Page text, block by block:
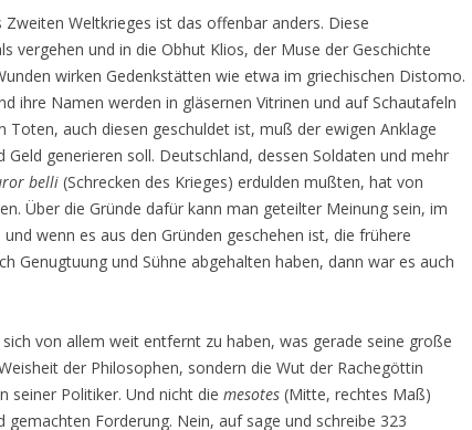
Weltkrieges ist das offenbar anders. Diese
vergehen und in die Obhut Klios, der Muse der Geschichte
wirken Gedenkstätten wie etwa im griechischen Distomo.
ihre Namen werden in gläsernen Vitrinen und auf Schautafeln
Toten, auch diesen geschuldet ist, muß der ewigen Anklage
generieren soll. Deutschland, dessen Soldaten und mehr
belli (Schrecken des Krieges) erdulden mußten, hat von
Über die Gründe dafür kann man geteilter Meinung sein, im
wenn es aus den Gründen geschehen ist, die frühere
Genugtuung und Sühne abgehalten haben, dann war es auch
von allem weit entfernt zu haben, was gerade seine große
der Philosophen, sondern die Wut der Rachegöttin
seiner Politiker. Und nicht die mesotes (Mitte, rechtes Maß)
Forderung. Nein, auf sage und schreibe 323